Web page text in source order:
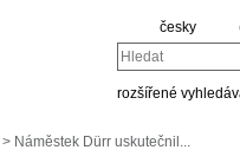
česky
Hledat
rozšířené
> Náměstek Dürr uskutečnil...